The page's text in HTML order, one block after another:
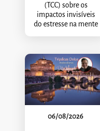
(TCC) sobre os
impactos invisíveis
do estresse na mente
06/08/2026